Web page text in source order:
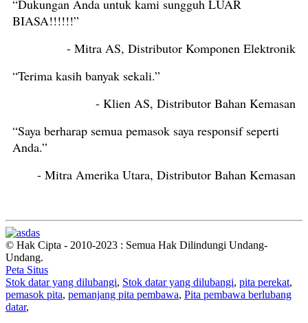
“Dukungan Anda untuk kami sungguh LUAR
BIASA!!!!!!”
- Mitra AS, Distributor Komponen Elektronik
“Terima kasih banyak sekali.”
- Klien AS, Distributor Bahan Kemasan
“Saya berharap semua pemasok saya responsif seperti
Anda.”
- Mitra Amerika Utara, Distributor Bahan Kemasan
© Hak Cipta - 2010-2023 : Semua Hak Dilindungi Undang-
Undang.
Peta Situs
Stok datar yang dilubangi, Stok datar yang dilubangi, pita perekat,
pemasok pita, pemanjang pita pembawa, Pita pembawa berlubang
datar,